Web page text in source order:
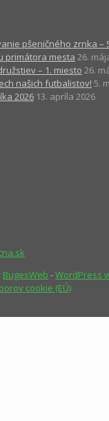
pšeničného zrnka –
primátora mesta 26.
– 1. miesto 26.
našich futbalistov! 5.
2026 13. apríla 2026
BugesWeb -WordPress
cookie (EÚ)